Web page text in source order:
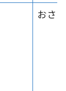
おさ